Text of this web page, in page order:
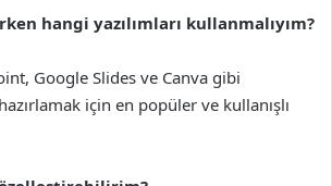
hangi yazılımları kullanmalıyım?
Google Slides ve Canva gibi
için en popüler ve kullanışlı